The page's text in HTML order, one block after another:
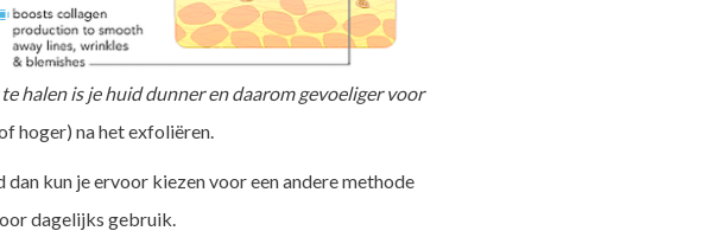
halen is je huid dunner en daarom gevoeliger voor
hoger) na het exfoliëren.
kun je ervoor kiezen voor een andere methode
dagelijks gebruik.